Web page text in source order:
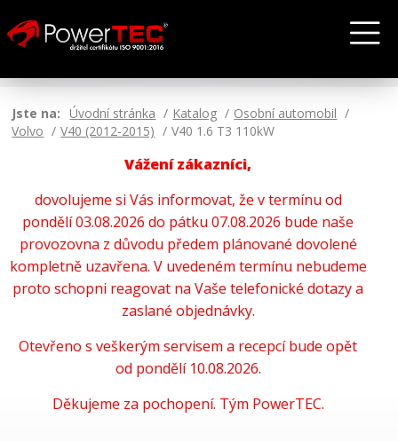
Jste na: Úvodní stránka Katalog
Osobní automobil
Volvo
V40 (2012-2015) V40 1.6 T3 110kW
Vážení zákazníci,
dovolujeme si Vás informovat, že v termínu od
pondělí 03.08.2026 do pátku 07.08.2026 bude naše
provozovna z důvodu předem plánované dovolené
kompletně uzavřena. V uvedeném termínu nebudeme
proto schopni reagovat na Vaše telefonické dotazy a
zaslané objednávky.
Otevřeno s veškerým servisem a recepcí bude opět
od pondělí 10.08.2026.
Děkujeme za pochopení. Tým PowerTEC.